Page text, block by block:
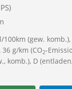
100km (gew.
g/km (CO2-
komb.), D